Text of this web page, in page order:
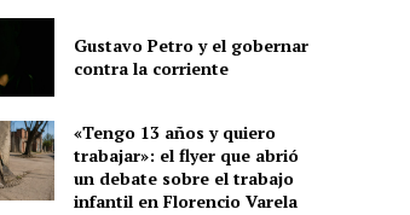
Gustavo Petro y el gobernar
contra la corriente
«Tengo 13 años y quiero
trabajar»: el flyer que abrió
un debate sobre el trabajo
infantil en Florencio Varela